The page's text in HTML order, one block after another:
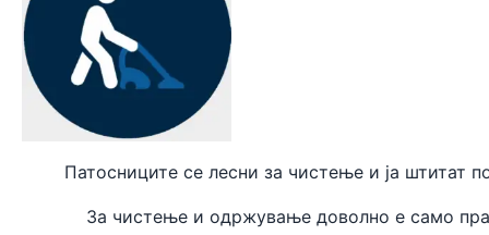
Патосниците се лесни за чистење и ја штитат
За чистење и одржување доволно е само